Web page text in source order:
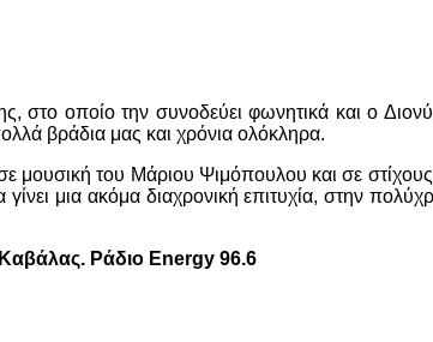
στο οποίο την συνοδεύει φωνητικά και ο
βράδια μας και χρόνια ολόκληρα.
μουσική του Μάριου Ψιμόπουλου και σε
μια ακόμα διαχρονική επιτυχία, στην
Ράδιο Energy 96.6